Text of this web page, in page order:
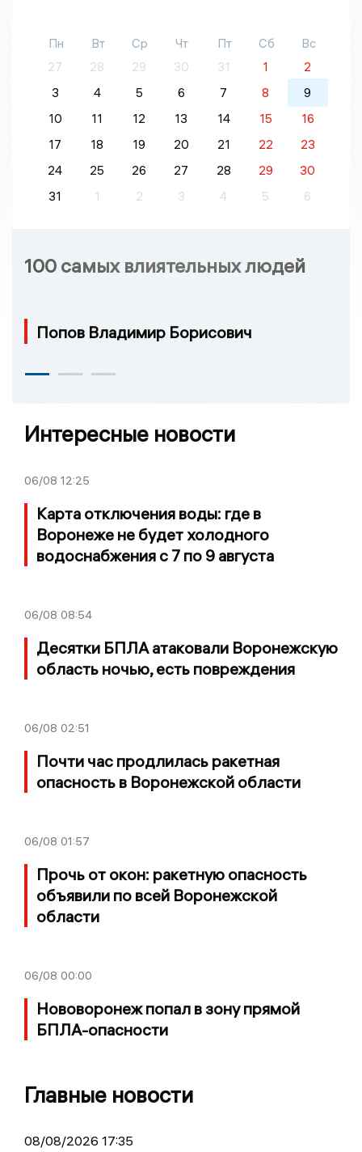
Пн Вт Ср Чт Пт Сб
Вс
27
28 29 30 31 1
2
3
4 5 6 7 8
9
10
11 12 13 14 15
16
17
18 19 20 21 22
23
24
25 26 27 28 29
30
31
1 2 3 4 5 6
100 самых влиятельных людей
Попов Владимир Борисович
Интересные новости
06/08 12:25
Карта отключения воды: где в
Воронеже не будет холодного
водоснабжения с 7 по 9 августа
06/08 08:54
Десятки БПЛА атаковали Воронежскую
область ночью, есть повреждения
06/08 02:51
Почти час продлилась ракетная
опасность в Воронежской области
06/08 01:57
Прочь от окон: ракетную опасность
объявили по всей Воронежской
области
06/08 00:00
Нововоронеж попал в зону прямой
БПЛА-опасности
Главные новости
08/08/2026 17:35